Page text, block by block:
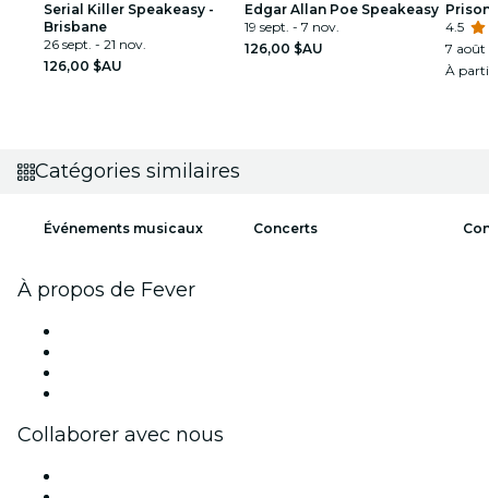
Serial Killer Speakeasy -
Brisbane
26 sept. - 21 nov.
126,00 $AU
Edgar Allan Poe Speakeasy
19 sept. - 7 nov.
126,00 $AU
4.5
7 août
À
Catégories similaires
Événements musicaux Concerts
À propos de Fever
Collaborer avec nous